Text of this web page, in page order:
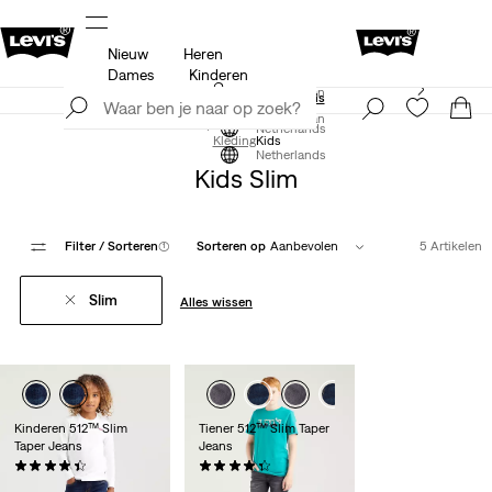
Update verzend- en retourbeleid
Meld je nu aan
Netherlands
Nieuw
Heren
Dames
Kinderen
Levi's App. Het beste van Levi’s®, speciaal voor jou op
Meer details
Meld je nu aan
Netherlands
KledingKids
Kids Slim
Filter / Sorteren(1) Sorteren op Aanbevolen 5 Artikelen
Slim Alles wissen
Kinderen 512™ Slim
Taper Jeans
Tiener 512™ Slim Taper
Jeans
(49)